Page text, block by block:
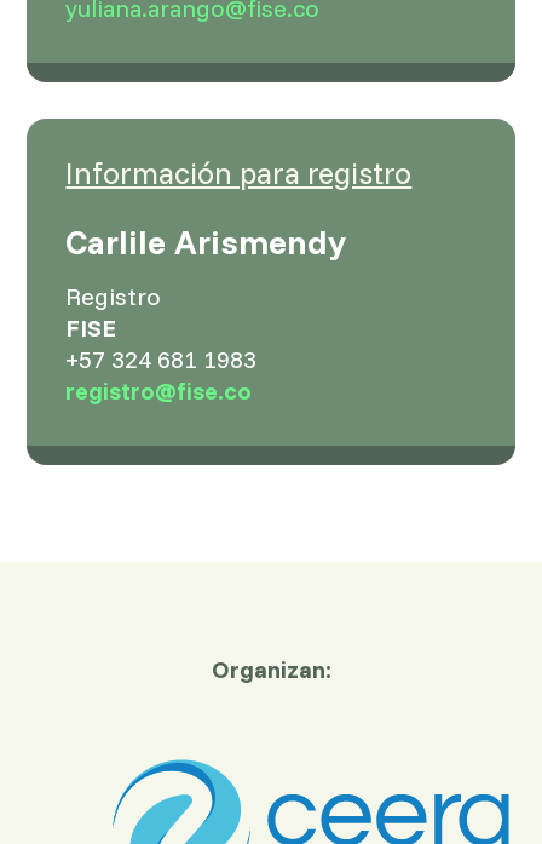
yuliana.arango@fise.co
Información para registro
Carlile Arismendy
Registro
FISE
+57 324 681 1983
registro@fise.co
Organizan: